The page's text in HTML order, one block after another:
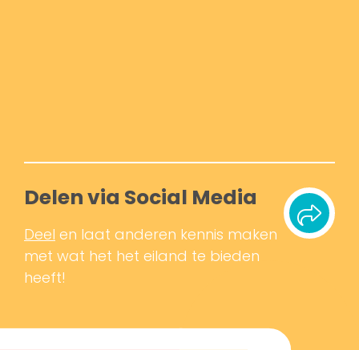
Delen via Social Media
Deel en laat anderen kennis maken
met wat het het eiland te bieden
heeft!